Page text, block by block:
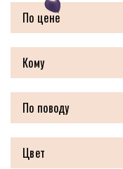
По цене
Кому
По поводу
Цвет